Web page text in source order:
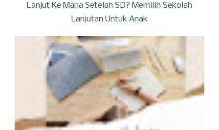
Lanjut Ke Mana Setelah SD? Memilih Sekolah
Lanjutan Untuk Anak